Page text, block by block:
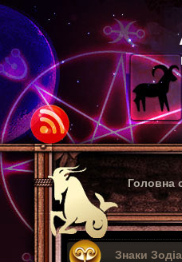
Головна
Знаки